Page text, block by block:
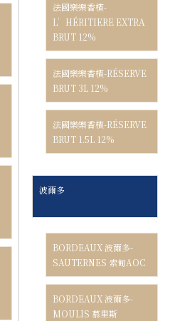
法國樂樂香檳-
L’HÉRITIERE EXTRA
BRUT 12%
法國樂樂香檳-RÉSERVE
BRUT 3L 12%
法國樂樂香檳-RÉSERVE
BRUT 1.5L 12%
波爾多
BORDEAUX 波爾多-
SAUTERNES 索甸AOC
BORDEAUX 波爾多-
MOULIS 慕里斯